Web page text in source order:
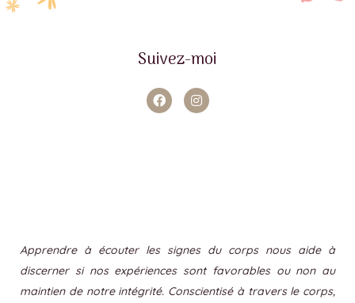
Suivez-moi
Apprendre à écouter les signes du corps nous aide à
discerner si nos expériences sont favorables ou non au
maintien de notre intégrité. Conscientisé à travers le corps,